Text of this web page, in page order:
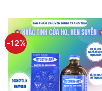
đến
139.150 ₫
-12%